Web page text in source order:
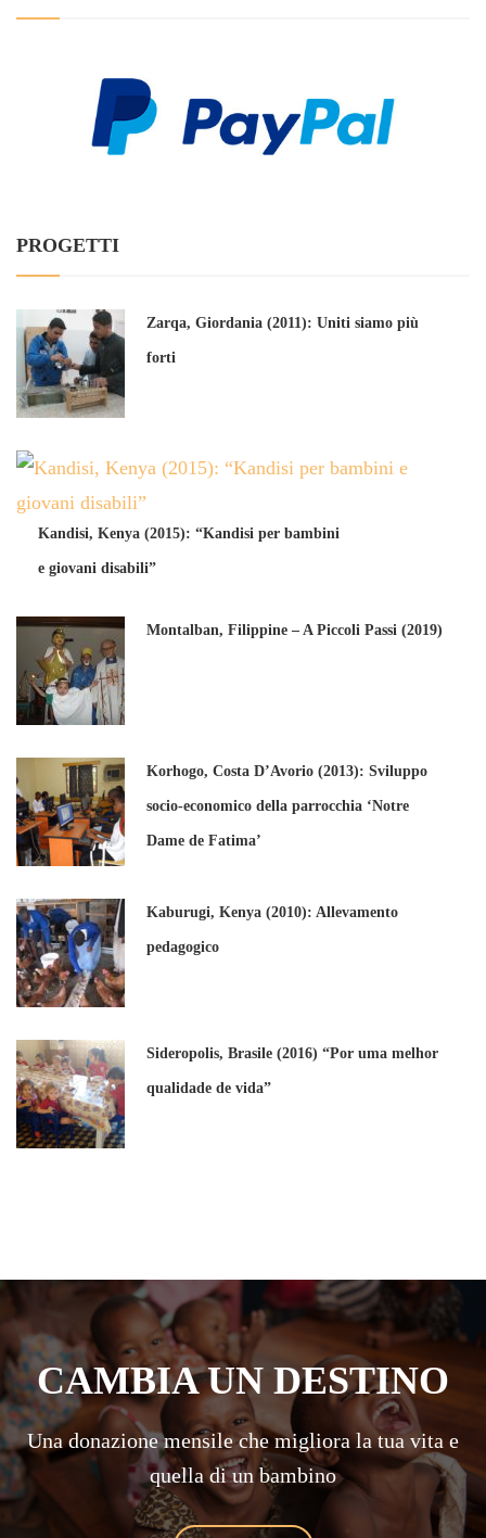
PROGETTI
Zarqa, Giordania (2011): Uniti siamo più
forti
Kandisi, Kenya (2015): “Kandisi per bambini
e giovani disabili”
Montalban, Filippine – A Piccoli Passi (2019)
Korhogo, Costa D’Avorio (2013): Sviluppo
socio-economico della parrocchia ‘Notre
Dame de Fatima’
Kaburugi, Kenya (2010): Allevamento
pedagogico
Sideropolis, Brasile (2016) “Por uma melhor
qualidade de vida”
CAMBIA UN DESTINO
Una donazione mensile che migliora la tua vita e
quella di un bambino